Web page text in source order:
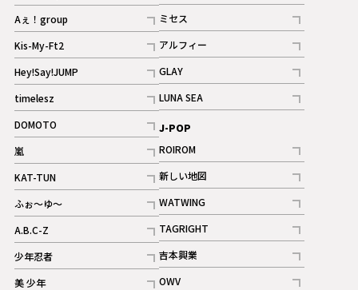
記事
Aぇ！group
記事
Kis-My-Ft2
記事
ギャラリー
Hey!Say!JUMP
記事
timelesz
記事
DOMOTO
記事
嵐
記事
KAT-TUN
記事
ふぉ～ゆ～
記事
A.B.C-Z
記事
ギャラリー
少年忍者
記事
美 少年
記事
ミセス
記事
アルフィー
記事
GLAY
記事
LUNA SEA
記事
J-POP
ROIROM
記事
新しい地図
記事
WATWING
記事
TAGRIGHT
記事
吉本興業
記事
OWV